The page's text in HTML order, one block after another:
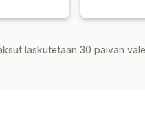
laskutetaan 30 päivän